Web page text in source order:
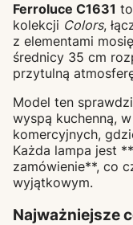
Ferroluce C1631
kolekcji Colors,
z elementami
średnicy 35 cm
przytulną
Model ten
wyspą kuchenną,
komercyjnych,
Każda lampa jest
zamówienie**, co
wyjątkowym.
Najważniejsze